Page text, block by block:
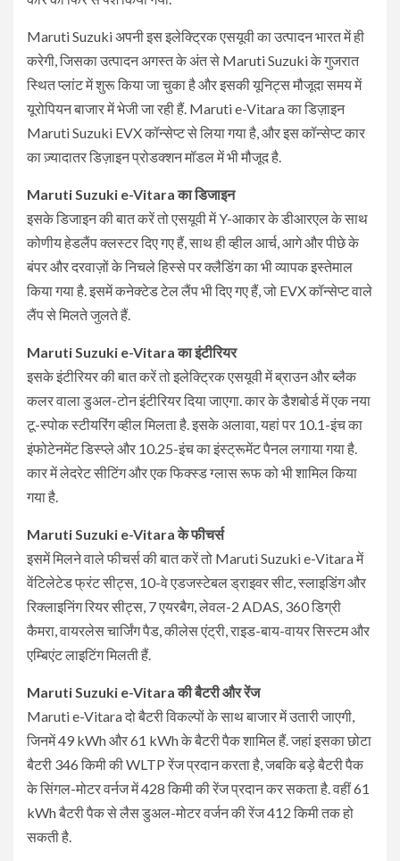
Maruti Suzuki अपनी इस इलेक्ट्रिक एसयूवी का उत्पादन भारत में ही
करेगी, जिसका उत्पादन अगस्त के अंत से Maruti Suzuki के गुजरात
स्थित प्लांट में शुरू किया जा चुका है और इसकी यूनिट्स मौजूदा समय में
यूरोपियन बाजार में भेजी जा रही हैं. Maruti e-Vitara का डिज़ाइन
Maruti Suzuki EVX कॉन्सेप्ट से लिया गया है, और इस कॉन्सेप्ट कार
का ज़्यादातर डिज़ाइन प्रोडक्शन मॉडल में भी मौजूद है.
Maruti Suzuki e-Vitara का डिजाइन
इसके डिजाइन की बात करें तो एसयूवी में Y-आकार के डीआरएल के साथ
कोणीय हेडलैंप क्लस्टर दिए गए हैं, साथ ही व्हील आर्च, आगे और पीछे के
बंपर और दरवाज़ों के निचले हिस्से पर क्लैडिंग का भी व्यापक इस्तेमाल
किया गया है. इसमें कनेक्टेड टेल लैंप भी दिए गए हैं, जो EVX कॉन्सेप्ट वाले
लैंप से मिलते जुलते हैं.
Maruti Suzuki e-Vitara का इंटीरियर
इसके इंटीरियर की बात करें तो इलेक्ट्रिक एसयूवी में ब्राउन और ब्लैक
कलर वाला डुअल-टोन इंटीरियर दिया जाएगा. कार के डैशबोर्ड में एक नया
टू-स्पोक स्टीयरिंग व्हील मिलता है. इसके अलावा, यहां पर 10.1-इंच का
इंफोटेनमेंट डिस्प्ले और 10.25-इंच का इंस्ट्रूमेंट पैनल लगाया गया है.
कार में लेदरेट सीटिंग और एक फिक्स्ड ग्लास रूफ को भी शामिल किया
गया है.
Maruti Suzuki e-Vitara के फीचर्स
इसमें मिलने वाले फीचर्स की बात करें तो Maruti Suzuki e-Vitara में
वेंटिलेटेड फ्रंट सीट्स, 10-वे एडजस्टेबल ड्राइवर सीट, स्लाइडिंग और
रिक्लाइनिंग रियर सीट्स, 7 एयरबैग, लेवल-2 ADAS, 360 डिग्री
कैमरा, वायरलेस चार्जिंग पैड, कीलेस एंट्री, राइड-बाय-वायर सिस्टम और
एम्बिएंट लाइटिंग मिलती हैं.
Maruti Suzuki e-Vitara की बैटरी और रेंज
Maruti e-Vitara दो बैटरी विकल्पों के साथ बाजार में उतारी जाएगी,
जिनमें 49 kWh और 61 kWh के बैटरी पैक शामिल हैं. जहां इसका छोटा
बैटरी 346 किमी की WLTP रेंज प्रदान करता है, जबकि बड़े बैटरी पैक
के सिंगल-मोटर वर्नज में 428 किमी की रेंज प्रदान कर सकता है. वहीं 61
kWh बैटरी पैक से लैस डुअल-मोटर वर्जन की रेंज 412 किमी तक हो
सकती है.